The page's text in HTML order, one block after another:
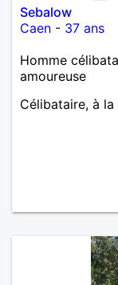
Sebalow
Caen - 37 ans
Homme
amoureuse
Célibataire, à